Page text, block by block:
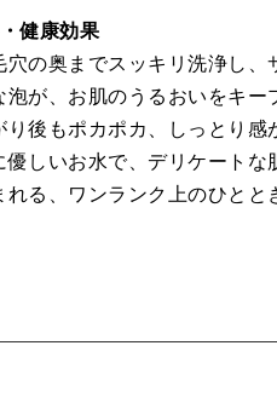
健康効果
穴の奥までスッキリ洗浄し、
泡が、お肌のうるおいをキー
り後もポカポカ、しっとり感
優しいお水で、デリケートな
る、ワンランク上のひとと